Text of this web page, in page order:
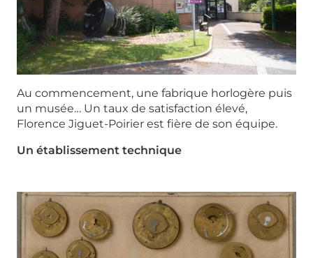
Au commencement, une fabrique horlogère puis
un musée… Un taux de satisfaction élevé,
Florence Jiguet-Poirier est fière de son équipe.
Un établissement technique